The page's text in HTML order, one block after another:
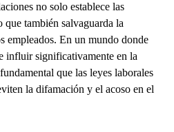
no solo establece las
también salvaguarda la
empleados. En un mundo donde
influir significativamente en la
que las leyes laborales
la difamación y el acoso en el